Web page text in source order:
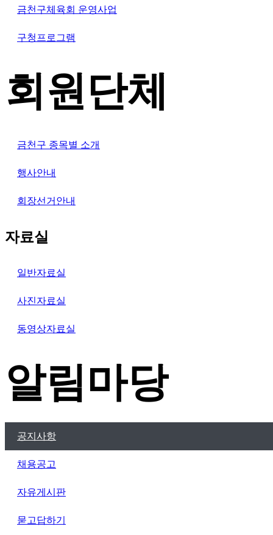
금천구체육회 운영사업
구청프로그램
회원단체
금천구 종목별 소개
행사안내
회장선거안내
자료실
일반자료실
사진자료실
동영상자료실
알림마당
공지사항
채용공고
자유게시판
묻고답하기